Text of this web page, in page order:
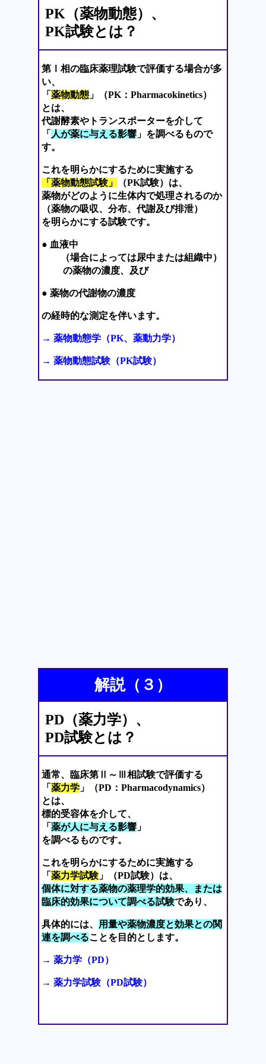
PK（薬物動態）、
PK試験とは？
第Ⅰ相の臨床薬理試験で評価する場合が多
い、
「 薬物動態 」（PK：Pharmacokinetics）
とは、
代謝酵素やトランスポーターを介して
「 人が薬に与える影響 」を調べるもので
す。
これを明らかにするために実施する
「薬物動態試験」
（PK試験）は、
薬物がどのように生体内で処理されるのか
（薬物の吸収、分布、代謝及び排泄）
を明らかにする試験です。
● 血液中
（場合によっては尿中または組織中）
の薬物の濃度、及び
● 薬物の代謝物の濃度
の経時的な測定を伴います。
→ 薬物動態学（PK、薬動力学）
→ 薬物動態試験（PK試験）
解説（３）
PD（薬力学）、
PD試験とは？
通常、臨床第Ⅱ～Ⅲ相試験で評価する
「 薬力学 」（PD：Pharmacodynamics）
とは、
標的受容体を介して、
「 薬が人に与える影響 」
を調べるものです。
これを明らかにするために実施する
「 薬力学試験」（PD試験）は、
個体に対する薬物の薬理学的効果、または
臨床的効果について調べる試験であり、
具体的には、
用量や薬物濃度と効果との関
連を調べることを目的とします。
→ 薬力学（PD）
→ 薬力学試験（PD試験）